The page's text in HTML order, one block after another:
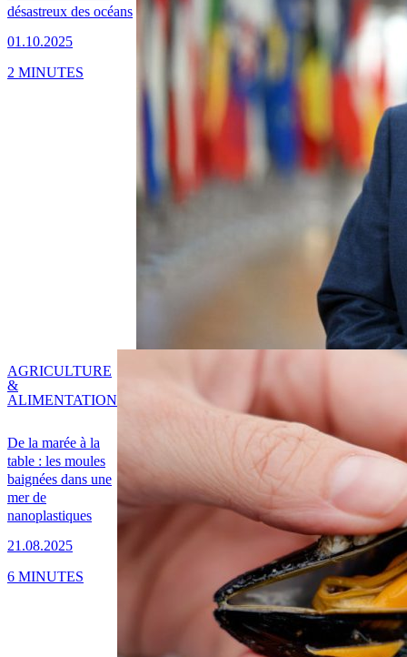
désastreux des océans
01.10.2025
2 MINUTES
De la marée à la
table : les moules
baignées dans une
mer de
nanoplastiques
21.08.2025
AGRICULTURE
&
ALIMENTATION
6 MINUTES